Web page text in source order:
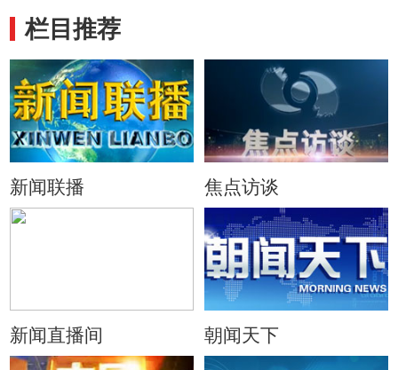
栏目推荐
新闻联播 焦点访谈
新闻直播间 朝闻天下